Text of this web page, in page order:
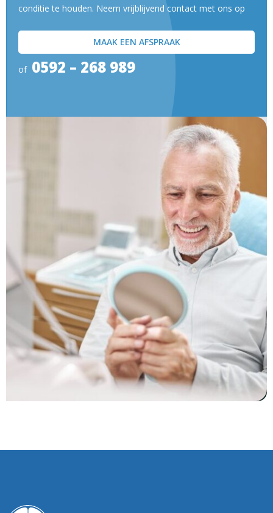
conditie te houden. Neem vrijblijvend contact met ons op
MAAK EEN AFSPRAAK
of 0592 – 268 989